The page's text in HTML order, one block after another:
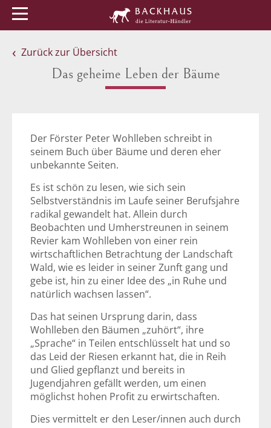
Zurück zur Übersicht
Das geheime Leben der Bäume
Der Förster Peter Wohlleben schreibt in
seinem Buch über Bäume und deren eher
unbekannte Seiten.
Es ist schön zu lesen, wie sich sein
Selbstverständnis im Laufe seiner Berufsjahre
radikal gewandelt hat. Allein durch
Beobachten und Umherstreunen in seinem
Revier kam Wohlleben von einer rein
wirtschaftlichen Betrachtung der Landschaft
Wald, wie es leider in seiner Zunft gang und
gebe ist, hin zu einer Idee des „in Ruhe und
natürlich wachsen lassen“.
Das hat seinen Ursprung darin, dass
Wohlleben den Bäumen „zuhört“, ihre
„Sprache“ in Teilen entschlüsselt hat und so
das Leid der Riesen erkannt hat, die in Reih
und Glied gepflanzt und bereits in
Jugendjahren gefällt werden, um einen
möglichst hohen Profit zu erwirtschaften.
Dies vermittelt er den Leser/innen auch durch